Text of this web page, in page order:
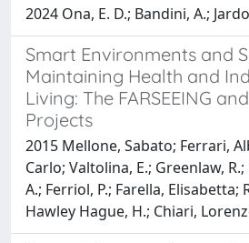
2024 Ona, E. D.; Bandini, A.;
Smart Environments and
Maintaining Health and
Living: The FARSEEING
Projects
2015 Mellone, Sabato; Ferrari,
Carlo; Valtolina, E.; Greenlaw,
A.; Ferriol, P.; Farella, Elisabetta;
Hawley Hague, H.; Chiari,